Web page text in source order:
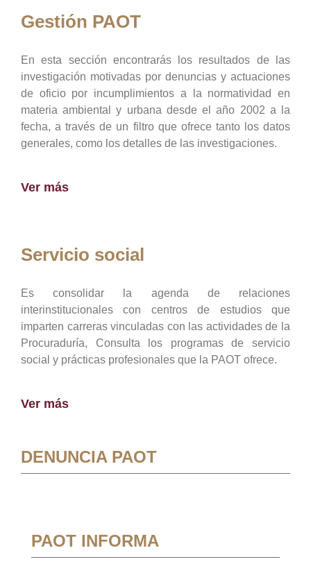
Gestión PAOT
En esta sección encontrarás los resultados de las
investigación motivadas por denuncias y actuaciones
de oficio por incumplimientos a la normatividad en
materia ambiental y urbana desde el año 2002 a la
fecha, a través de un filtro que ofrece tanto los datos
generales, como los detalles de las investigaciones.
Ver más
Servicio social
Es consolidar la agenda de relaciones
interinstitucionales con centros de estudios que
imparten carreras vinculadas con las actividades de la
Procuraduría, Consulta los programas de servicio
social y prácticas profesionales que la PAOT ofrece.
Ver más
DENUNCIA PAOT
PAOT INFORMA